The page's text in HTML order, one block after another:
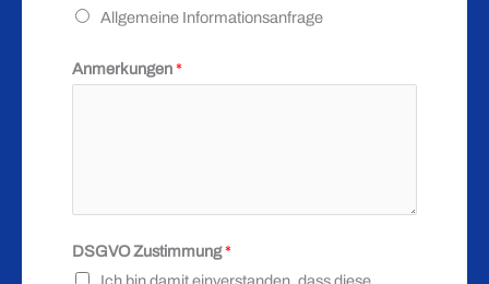
Allgemeine Informationsanfrage
Anmerkungen*
DSGVO Zustimmung*
Ich bin damit einverstanden, dass diese